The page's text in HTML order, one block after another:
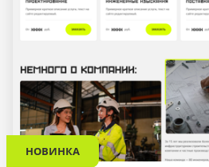
НОВИНКА